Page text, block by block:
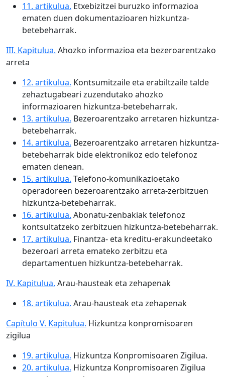
11. artikulua. Etxebizitzei buruzko informazioa
ematen duen dokumentazioaren hizkuntza-
betebeharrak.
III. Kapitulua. Ahozko informazioa eta bezeroarentzako
arreta
12. artikulua. Kontsumitzaile eta erabiltzaile talde
zehaztugabeari zuzendutako ahozko
informazioaren hizkuntza-betebeharrak.
13. artikulua. Bezeroarentzako arretaren hizkuntza-
betebeharrak.
14. artikulua. Bezeroarentzako arretaren hizkuntza-
betebeharrak bide elektronikoz edo telefonoz
ematen denean.
15. artikulua. Telefono-komunikazioetako
operadoreen bezeroarentzako arreta-zerbitzuen
hizkuntza-betebeharrak.
16. artikulua. Abonatu-zenbakiak telefonoz
kontsultatzeko zerbitzuen hizkuntza-betebeharrak.
17. artikulua. Finantza- eta kreditu-erakundeetako
bezeroari arreta emateko zerbitzu eta
departamentuen hizkuntza-betebeharrak.
IV. Kapitulua. Arau-hausteak eta zehapenak
18. artikulua. Arau-hausteak eta zehapenak
Capítulo V. Kapitulua. Hizkuntza konpromisoaren
zigilua
19. artikulua. Hizkuntza Konpromisoaren Zigilua.
20. artikulua. Hizkuntza Konpromisoaren Zigilua